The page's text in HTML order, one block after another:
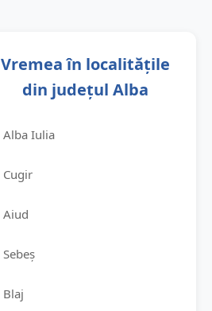
Vremea în localitățile
din județul Alba
Alba Iulia
Cugir
Aiud
Sebeș
Blaj